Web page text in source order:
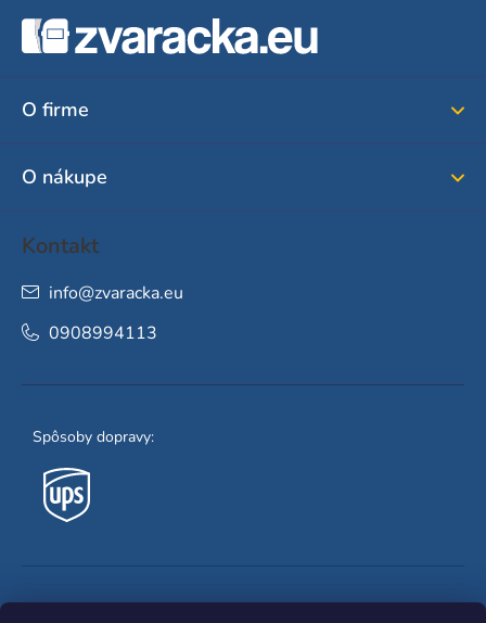
O firme
O nákupe
Kontakt
info@zvaracka.eu
0908994113
Spôsoby dopravy: